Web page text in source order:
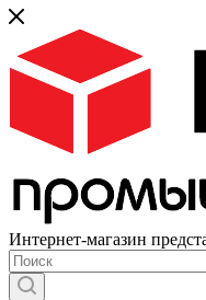
Интернет-магазин